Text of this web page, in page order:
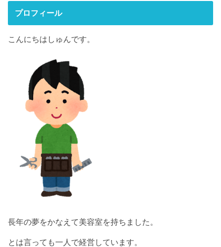
プロフィール
こんにちはしゅんです。
長年の夢をかなえて美容室を持ちました。
とは言っても一人で経営しています。